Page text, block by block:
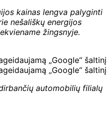
kainas lengva palyginti
nešališkų energijos
žingsnyje.
automobilių filialų